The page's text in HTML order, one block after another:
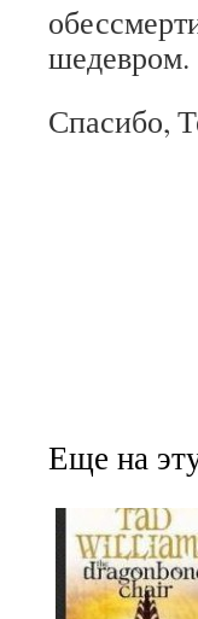
шедевром.
Спасибо,
Еще на